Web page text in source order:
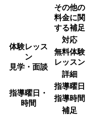
その他の
料金に関
する補足
体験レッス
ン
見学・面談
対応
無料体験
レッスン
詳細
指導曜日・
時間
指導曜日
指導時間
補足